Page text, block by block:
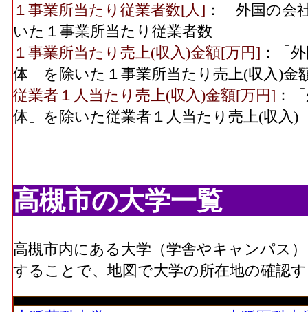
１事業所当たり従業者数[人] ：「外国の会
いた１事業所当たり従業者数
１事業所当たり売上(収入)金額[万円] ：「
体」を除いた１事業所当たり売上(収入)金
従業者１人当たり売上(収入)金額[万円] ：
体」を除いた従業者１人当たり売上(収入)
高槻市の大学一覧
高槻市内にある大学（学舎やキャンパス
することで、地図で大学の所在地の確認